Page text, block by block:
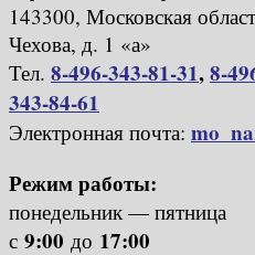
143300, Московская
Чехова, д. 1 «а»
Тел. 8-496-343-81-31,8-
343-84-61
Электронная почта:
Режим работы:
понедельник — пятница
с 9:00 до 17:00